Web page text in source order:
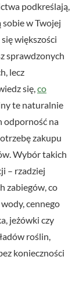
podkreślają,
w Twojej
większości
sprawdzonych
lecz
się, co
te naturalnie
odporność na
zakupu
Wybór takich
– rzadziej
zabiegów, co
cennego
jeżówki czy
roślin,
konieczności